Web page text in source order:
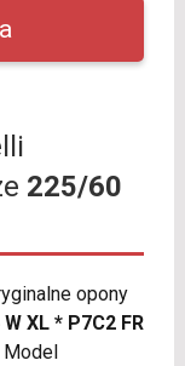
225/60
opony
XL * P7C2 FR
Model